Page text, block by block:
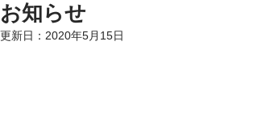
お知らせ
更新日： 2020年5月15日